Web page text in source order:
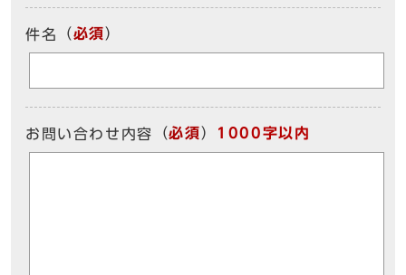
件名 （必須）
お問い合わせ内容 （必須） 1000字以内